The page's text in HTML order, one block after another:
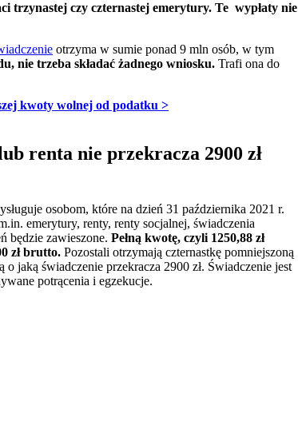
trzynastej czy czternastej emerytury. Te wypłaty nie
otrzyma w sumie ponad 9 mln osób, w tym
nie trzeba składać żadnego wniosku. Trafi ona do
kwoty wolnej od podatku >
renta nie przekracza 2900 zł
osobom, które na dzień 31 października 2021 r.
emerytury, renty, renty socjalnej, świadczenia
będzie zawieszone. Pełną kwotę, czyli 1250,88 zł
zł brutto. Pozostali otrzymają czternastkę pomniejszoną
jaką świadczenie przekracza 2900 zł. Świadczenie jest
potrącenia i egzekucje.